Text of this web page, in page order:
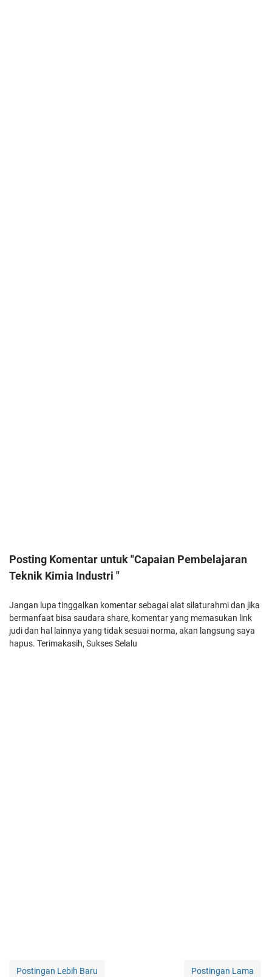
Posting Komentar untuk "Capaian Pembelajaran
Teknik Kimia Industri "
Jangan lupa tinggalkan komentar sebagai alat silaturahmi dan jika
bermanfaat bisa saudara share, komentar yang memasukan link
judi dan hal lainnya yang tidak sesuai norma, akan langsung saya
hapus. Terimakasih, Sukses Selalu
Postingan Lebih Baru Postingan Lama